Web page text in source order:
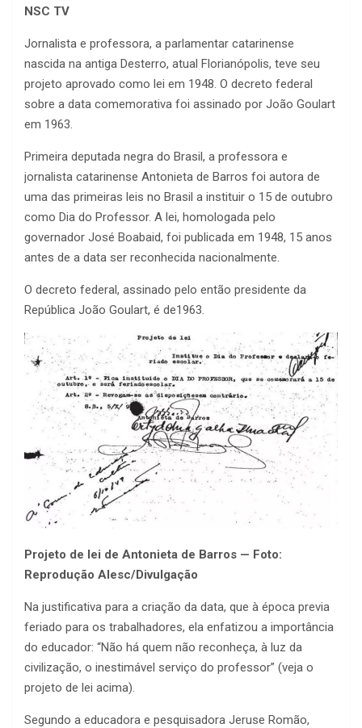
NSC TV
Jornalista e professora, a parlamentar catarinense
nascida na antiga Desterro, atual Florianópolis, teve seu
projeto aprovado como lei em 1948. O decreto federal
sobre a data comemorativa foi assinado por João Goulart
em 1963.
Primeira deputada negra do Brasil, a professora e
jornalista catarinense Antonieta de Barros foi autora de
uma das primeiras leis no Brasil a instituir o 15 de outubro
como Dia do Professor. A lei, homologada pelo
governador José Boabaid, foi publicada em 1948, 15 anos
antes de a data ser reconhecida nacionalmente.
O decreto federal, assinado pelo então presidente da
República João Goulart, é de1963.
Projeto de lei de Antonieta de Barros — Foto:
Reprodução Alesc/Divulgação
Na justificativa para a criação da data, que à época previa
feriado para os trabalhadores, ela enfatizou a importância
do educador: “Não há quem não reconheça, à luz da
civilização, o inestimável serviço do professor” (veja o
projeto de lei acima).
Segundo a educadora e pesquisadora Jeruse Romão,